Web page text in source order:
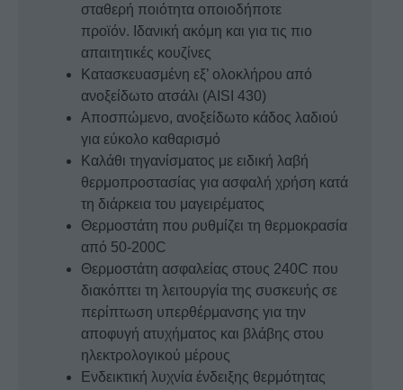
σταθερή ποιότητα οποιοδήποτε
προϊόν. Ιδανική ακόμη και για τις πιο
απαιτητικές κουζίνες
Κατασκευασμένη εξ’ ολοκλήρου από
ανοξείδωτο ατσάλι (AISI 430)
Αποσπώμενο, ανοξείδωτο κάδος λαδιού
για εύκολο καθαρισμό
Καλάθι τηγανίσματος με ειδική λαβή
θερμοπροστασίας για ασφαλή χρήση κατά
τη διάρκεια του μαγειρέματος
Θερμοστάτη που ρυθμίζει τη θερμοκρασία
από 50-200C
Θερμοστάτη ασφαλείας στους 240C που
διακόπτει τη λειτουργία της συσκευής σε
περίπτωση υπερθέρμανσης για την
αποφυγή ατυχήματος και βλάβης στου
ηλεκτρολογικού μέρους
Ενδεικτική λυχνία ένδειξης θερμότητας